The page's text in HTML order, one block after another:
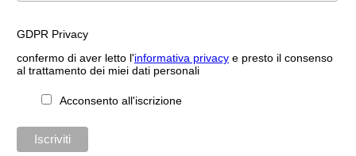
GDPR Privacy
confermo di aver letto l'informativa privacye presto il consenso
al trattamento dei miei dati personali
Acconsento all'iscrizione